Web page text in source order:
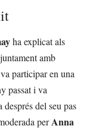
ha explicat als
amb
participar en una
passat i va
del seu pas
perAnna